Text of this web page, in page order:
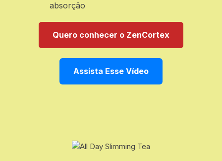
absorção
Quero conhecer o ZenCortex
Assista Esse Vídeo